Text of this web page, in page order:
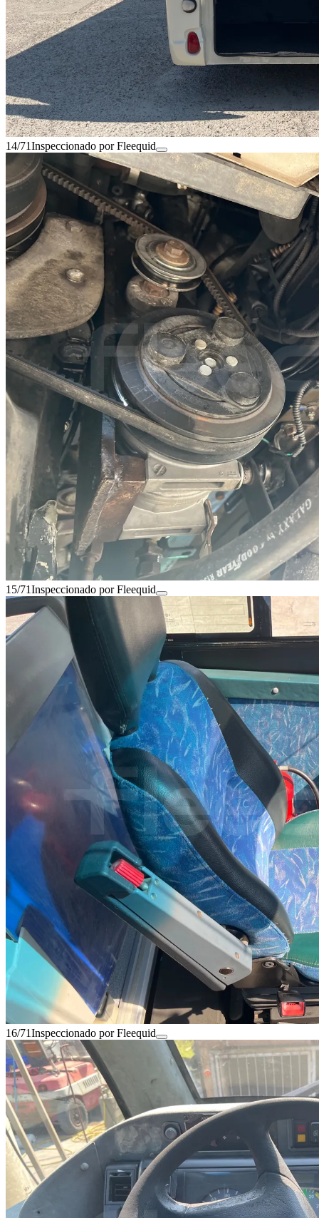
14/71Inspeccionado por Fleequid
15/71Inspeccionado por Fleequid
16/71Inspeccionado por Fleequid